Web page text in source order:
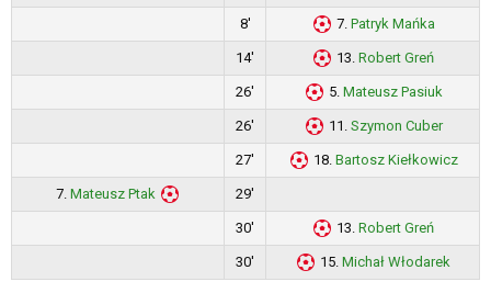
8' 7. Patryk Mańka
14' 13. Robert Greń
26' 5. Mateusz Pasiuk
26' 11. Szymon Cuber
27' 18. Bartosz Kiełkowicz
7. Mateusz Ptak 29'
30' 13. Robert Greń
30' 15. Michał Włodarek